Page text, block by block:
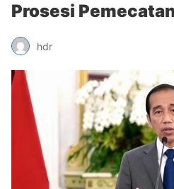
Prosesi
hdr